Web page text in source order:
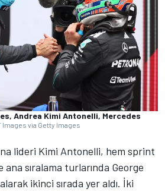
Andrea Kimi Antonelli, Mercedes
via Getty Images
lideri Kimi Antonelli, hem sprint
ana sıralama turlarında George
ikinci sırada yer aldı. İki